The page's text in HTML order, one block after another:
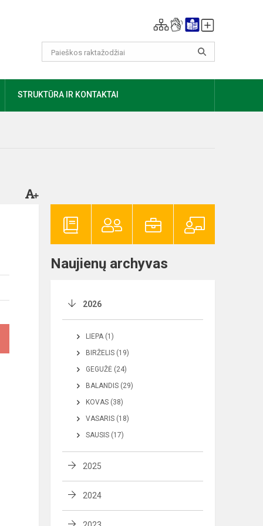
STRUKTŪRA IR KONTAKTAI
Naujienų archyvas
2026
LIEPA (1)
BIRŽELIS (19)
GEGUŽĖ (24)
BALANDIS (29)
KOVAS (38)
VASARIS (18)
SAUSIS (17)
2025
2024